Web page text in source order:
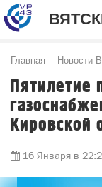
Главная Новости
Пятилетие
Кировской
16 Января в